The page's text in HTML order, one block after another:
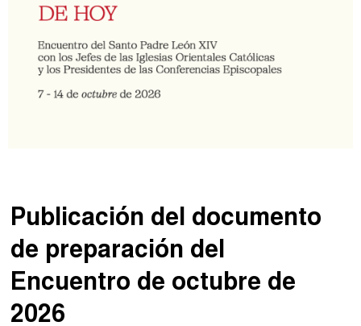
Publicación del documento
de preparación del
Encuentro de octubre de
2026